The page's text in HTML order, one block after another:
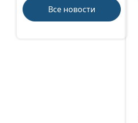
Все новости